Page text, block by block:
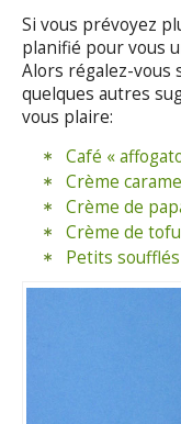
Si vous prévoyez
planifié pour vous
Alors régalez-vous
quelques autres
vous plaire:
Café «
Crème
Crème de
Crème de
Petits